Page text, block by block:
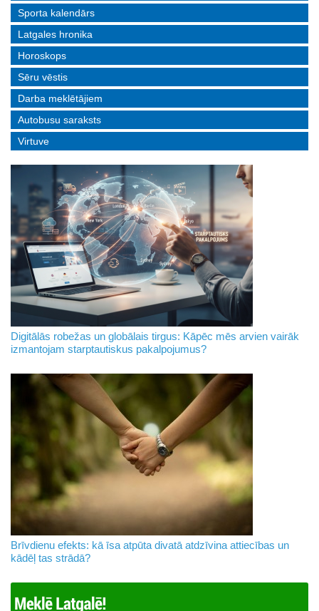
Sporta kalendārs
Latgales hronika
Horoskops
Sēru vēstis
Darba meklētājiem
Autobusu saraksts
Virtuve
Digitālās robežas un globālais tirgus: Kāpēc mēs arvien vairāk
izmantojam starptautiskus pakalpojumus?
Brīvdienu efekts: kā īsa atpūta divatā atdzīvina attiecības un
kādēļ tas strādā?